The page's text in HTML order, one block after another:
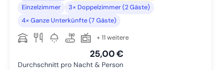
Einzelzimmer
3× Doppelzimmer (2 Gäste)
4× Ganze Unterkünfte (7 Gäste)
+ 11 weitere
25,00 €
Durchschnitt pro Nacht & Person